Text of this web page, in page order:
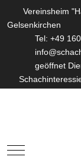
Vereinsheim
Gelsenkirchen
Tel: +49
geöffnet
Mobile Menu